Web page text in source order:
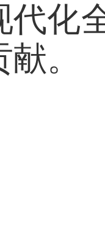
代化
。